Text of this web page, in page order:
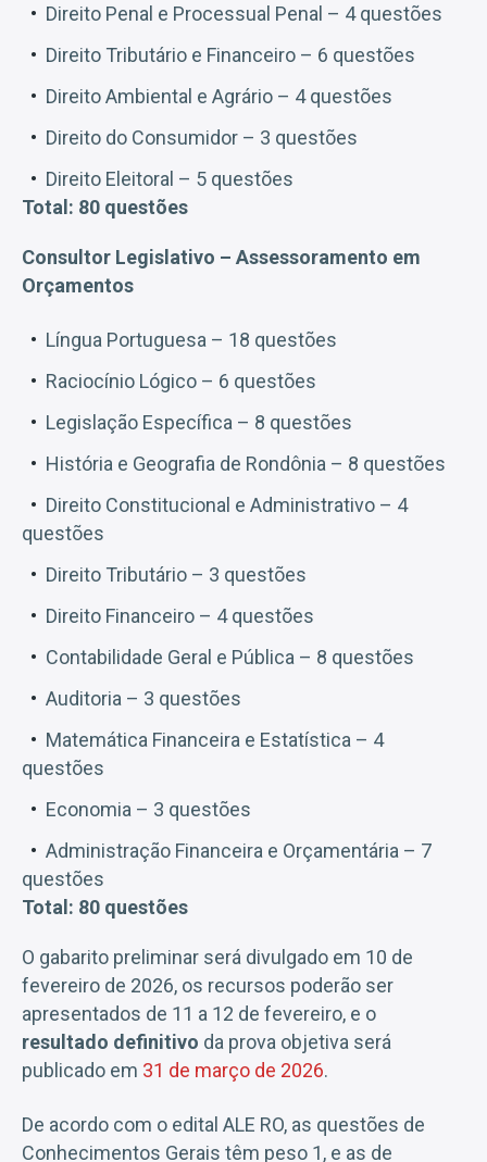
Direito Penal e Processual Penal – 4 questões
Direito Tributário e Financeiro – 6 questões
Direito Ambiental e Agrário – 4 questões
Direito do Consumidor – 3 questões
Direito Eleitoral – 5 questões
Total: 80 questões
Consultor Legislativo – Assessoramento em
Orçamentos
Língua Portuguesa – 18 questões
Raciocínio Lógico – 6 questões
Legislação Específica – 8 questões
História e Geografia de Rondônia – 8 questões
Direito Constitucional e Administrativo – 4
questões
Direito Tributário – 3 questões
Direito Financeiro – 4 questões
Contabilidade Geral e Pública – 8 questões
Auditoria – 3 questões
Matemática Financeira e Estatística – 4
questões
Economia – 3 questões
Administração Financeira e Orçamentária – 7
questões
Total: 80 questões
O gabarito preliminar será divulgado em 10 de
fevereiro de 2026, os recursos poderão ser
apresentados de 11 a 12 de fevereiro, e o
resultado definitivo da prova objetiva será
publicado em 31 de março de 2026.
De acordo com o edital ALE RO, as questões de
Conhecimentos Gerais têm peso 1, e as de